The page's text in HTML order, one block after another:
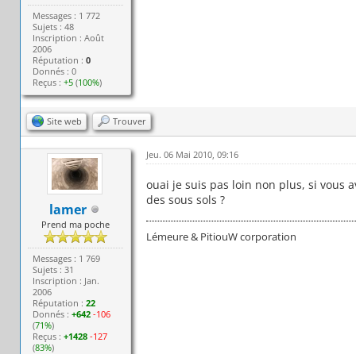
Messages : 1 772
Sujets : 48
Inscription : Août
2006
Réputation :0
Donnés : 0
Reçus :+5 (100%)
Site web Trouver
lamer
Prend ma poche
Messages : 1 769
Sujets : 31
Inscription : Jan.
2006
Réputation :22
Donnés :+642 -106
(71%)
Reçus :+1428 -127
(83%)
Jeu. 06 Mai 2010, 09:16
ouai je suis pas loin non plus, si vous
des sous sols ?
Lémeure & PitiouW corporation